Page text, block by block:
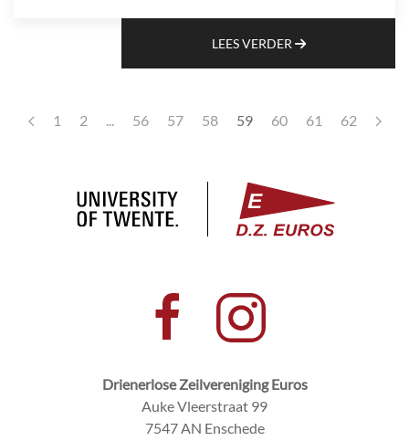
LEES VERDER
1 2 ... 56 57 58 59 60 61 62
Drienerlose Zeilvereniging Euros
Auke Vleerstraat 99
7547 AN Enschede